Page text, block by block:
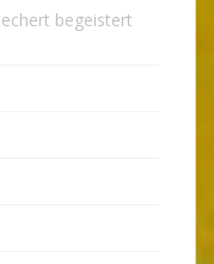
begeistert